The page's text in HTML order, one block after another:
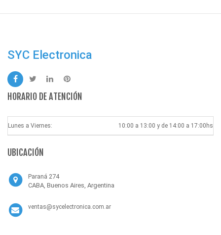
SYC Electronica
HORARIO DE ATENCIÓN
Lunes a Viernes: 10:00 a 13:00 y de 14:00 a 17:00hs
UBICACIÓN
Paraná 274
CABA, Buenos Aires, Argentina
ventas@sycelectronica.com.ar